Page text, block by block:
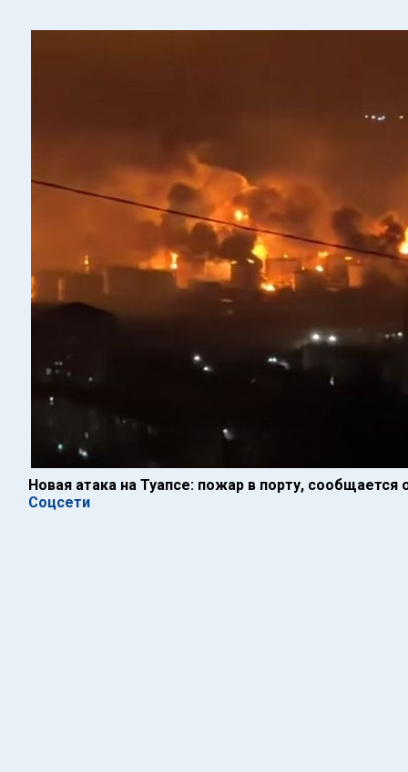
Новая атака на Туапсе: пожар в порту, сообщается
Соцсети